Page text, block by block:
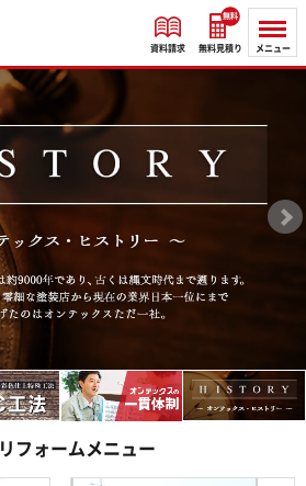
資料請求 無料見積り
無料
メニュー
リフォームメニュー